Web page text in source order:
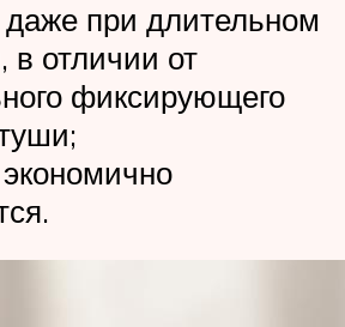
даже при длительном
в отличии от
фиксирующего